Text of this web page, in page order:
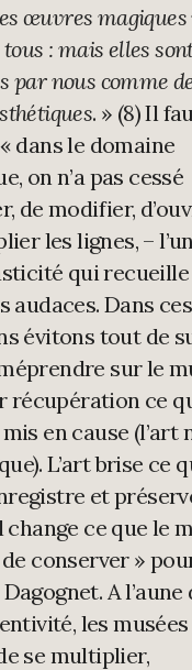
œuvres magiques
: mais elles
par nous comme
. » (8) Il
dans le domaine
on n’a pas cessé
de modifier,
les lignes, –
qui recueille
audaces. Dans ces
évitons tout de
sur le
récupération ce
en cause (l’art
L’art brise ce
et
change ce que le
de conserver »
A l’aune
les musées
se multiplier,